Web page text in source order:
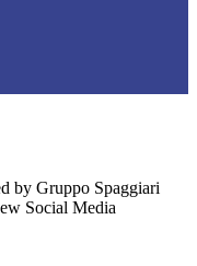
by Gruppo Spaggiari
Social Media